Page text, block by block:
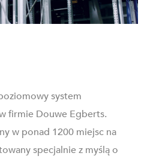
system
firmie Douwe Egberts.
w ponad 1200 miejsc na
specjalnie z myślą o